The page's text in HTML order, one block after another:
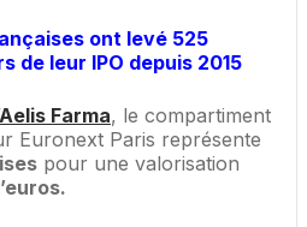
ont levé 525
de leur IPO depuis 2015
Farma, le compartiment
Euronext Paris représente
pour une valorisation